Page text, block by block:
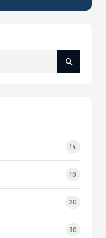
14
10
20
30